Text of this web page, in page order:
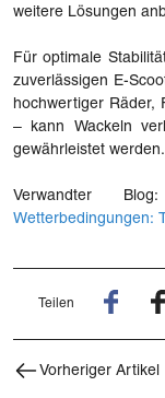
weitere Lösungen
Für optimale
zuverlässigen E-
hochwertiger Räder,
– kann Wackeln
gewährleistet werden.
Verwandter
Wetterbedingungen:
Teilen
Vorheriger Artikel